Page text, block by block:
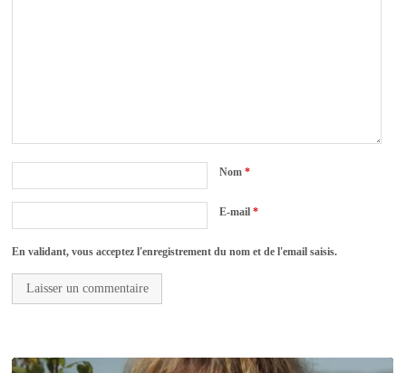
Nom*
E-mail*
En validant, vous acceptez l'enregistrement du nom et de l'email saisis.